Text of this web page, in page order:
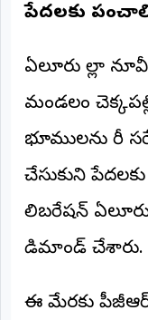
జాతీయం
అంతర్జాతీయం
ఆర్టీఐ
డెస్క్
మా
పేదలకు
ఏలూరు జిల్లా
మండలం
భూములను రీ
చేసుకుని
లిబరేషన్ ఏలూరు
డిమాండ్ చేశారు.
ఈ మేరకు